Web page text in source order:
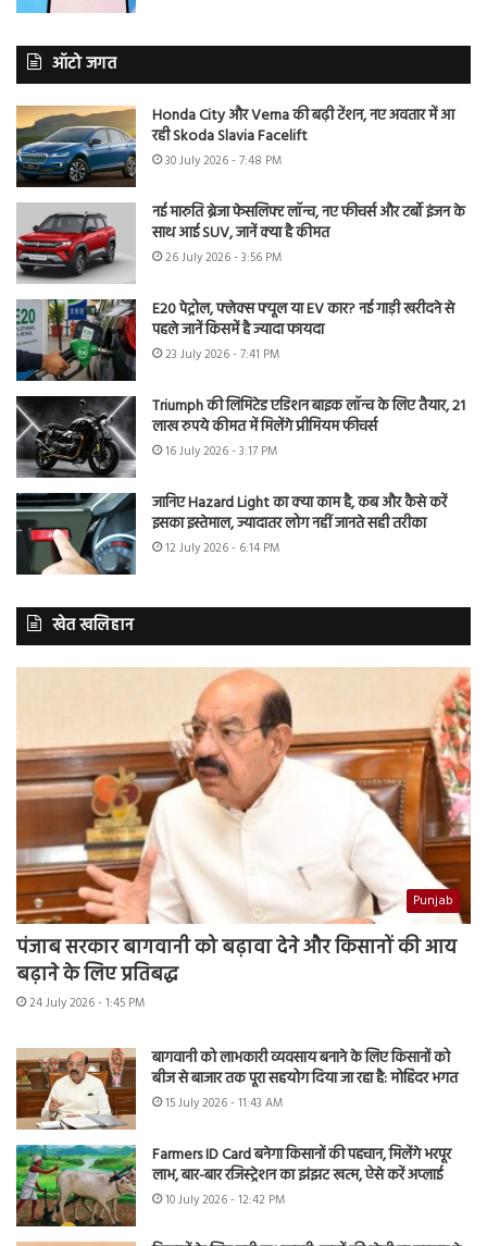
ऑटो जगत
Honda City और Verna की बढ़ी टेंशन, नए अवतार में आ
रही Skoda Slavia Facelift
30 July 2026 - 7:48 PM
नई मारुति ब्रेजा फेसलिफ्ट लॉन्च, नए फीचर्स और टर्बो इंजन के
साथ आई SUV, जानें क्या है कीमत
26 July 2026 - 3:56 PM
E20 पेट्रोल, फ्लेक्स फ्यूल या EV कार? नई गाड़ी खरीदने से
पहले जानें किसमें है ज्यादा फायदा
23 July 2026 - 7:41 PM
Triumph की लिमिटेड एडिशन बाइक लॉन्च के लिए तैयार, 21
लाख रुपये कीमत में मिलेंगे प्रीमियम फीचर्स
16 July 2026 - 3:17 PM
जानिए Hazard Light का क्या काम है, कब और कैसे करें
इसका इस्तेमाल, ज्यादातर लोग नहीं जानते सही तरीका
12 July 2026 - 6:14 PM
खेत खलिहान
Punjab
पंजाब सरकार बागवानी को बढ़ावा देने और किसानों की आय
बढ़ाने के लिए प्रतिबद्ध
24 July 2026 - 1:45 PM
बागवानी को लाभकारी व्यवसाय बनाने के लिए किसानों को
बीज से बाजार तक पूरा सहयोग दिया जा रहा है: मोहिंदर भगत
15 July 2026 - 11:43 AM
Farmers ID Card बनेगा किसानों की पहचान, मिलेंगे भरपूर
लाभ, बार-बार रजिस्ट्रेशन का झंझट खत्म, ऐसे करें अप्लाई
10 July 2026 - 12:42 PM